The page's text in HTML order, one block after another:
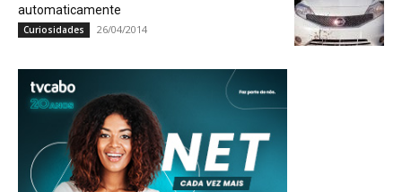
automaticamente
Curiosidades 26/04/2014